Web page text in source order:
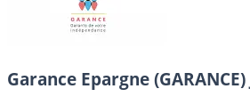
Garance Epargne (GARANCE)